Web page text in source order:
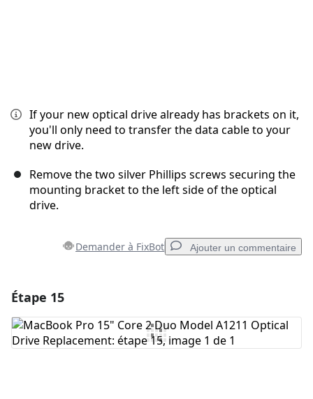
If your new optical drive already has brackets on it,
you'll only need to transfer the data cable to your
new drive.
Remove the two silver Phillips screws securing the
mounting bracket to the left side of the optical
drive.
Demander à FixBot Ajouter un commentaire
Ajouter un commentaire
Étape 15